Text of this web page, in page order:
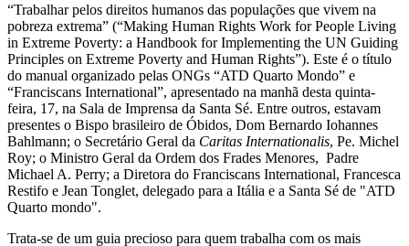
“Trabalhar pelos direitos humanos das populações que vivem na
pobreza extrema” (“Making Human Rights Work for People Living
in Extreme Poverty: a Handbook for Implementing the UN Guiding
Principles on Extreme Poverty and Human Rights”). Este é o título
do manual organizado pelas ONGs “ATD Quarto Mondo” e
“Franciscans International”, apresentado na manhã desta quinta-
feira, 17, na Sala de Imprensa da Santa Sé. Entre outros, estavam
presentes o Bispo brasileiro de Óbidos, Dom Bernardo Iohannes
Bahlmann; o Secretário Geral da Caritas Internationalis, Pe. Michel
Roy; o Ministro Geral da Ordem dos Frades Menores, Padre
Michael A. Perry; a Diretora do Franciscans International, Francesca
Restifo e Jean Tonglet, delegado para a Itália e a Santa Sé de "ATD
Quarto mondo".
Trata-se de um guia precioso para quem trabalha com os mais